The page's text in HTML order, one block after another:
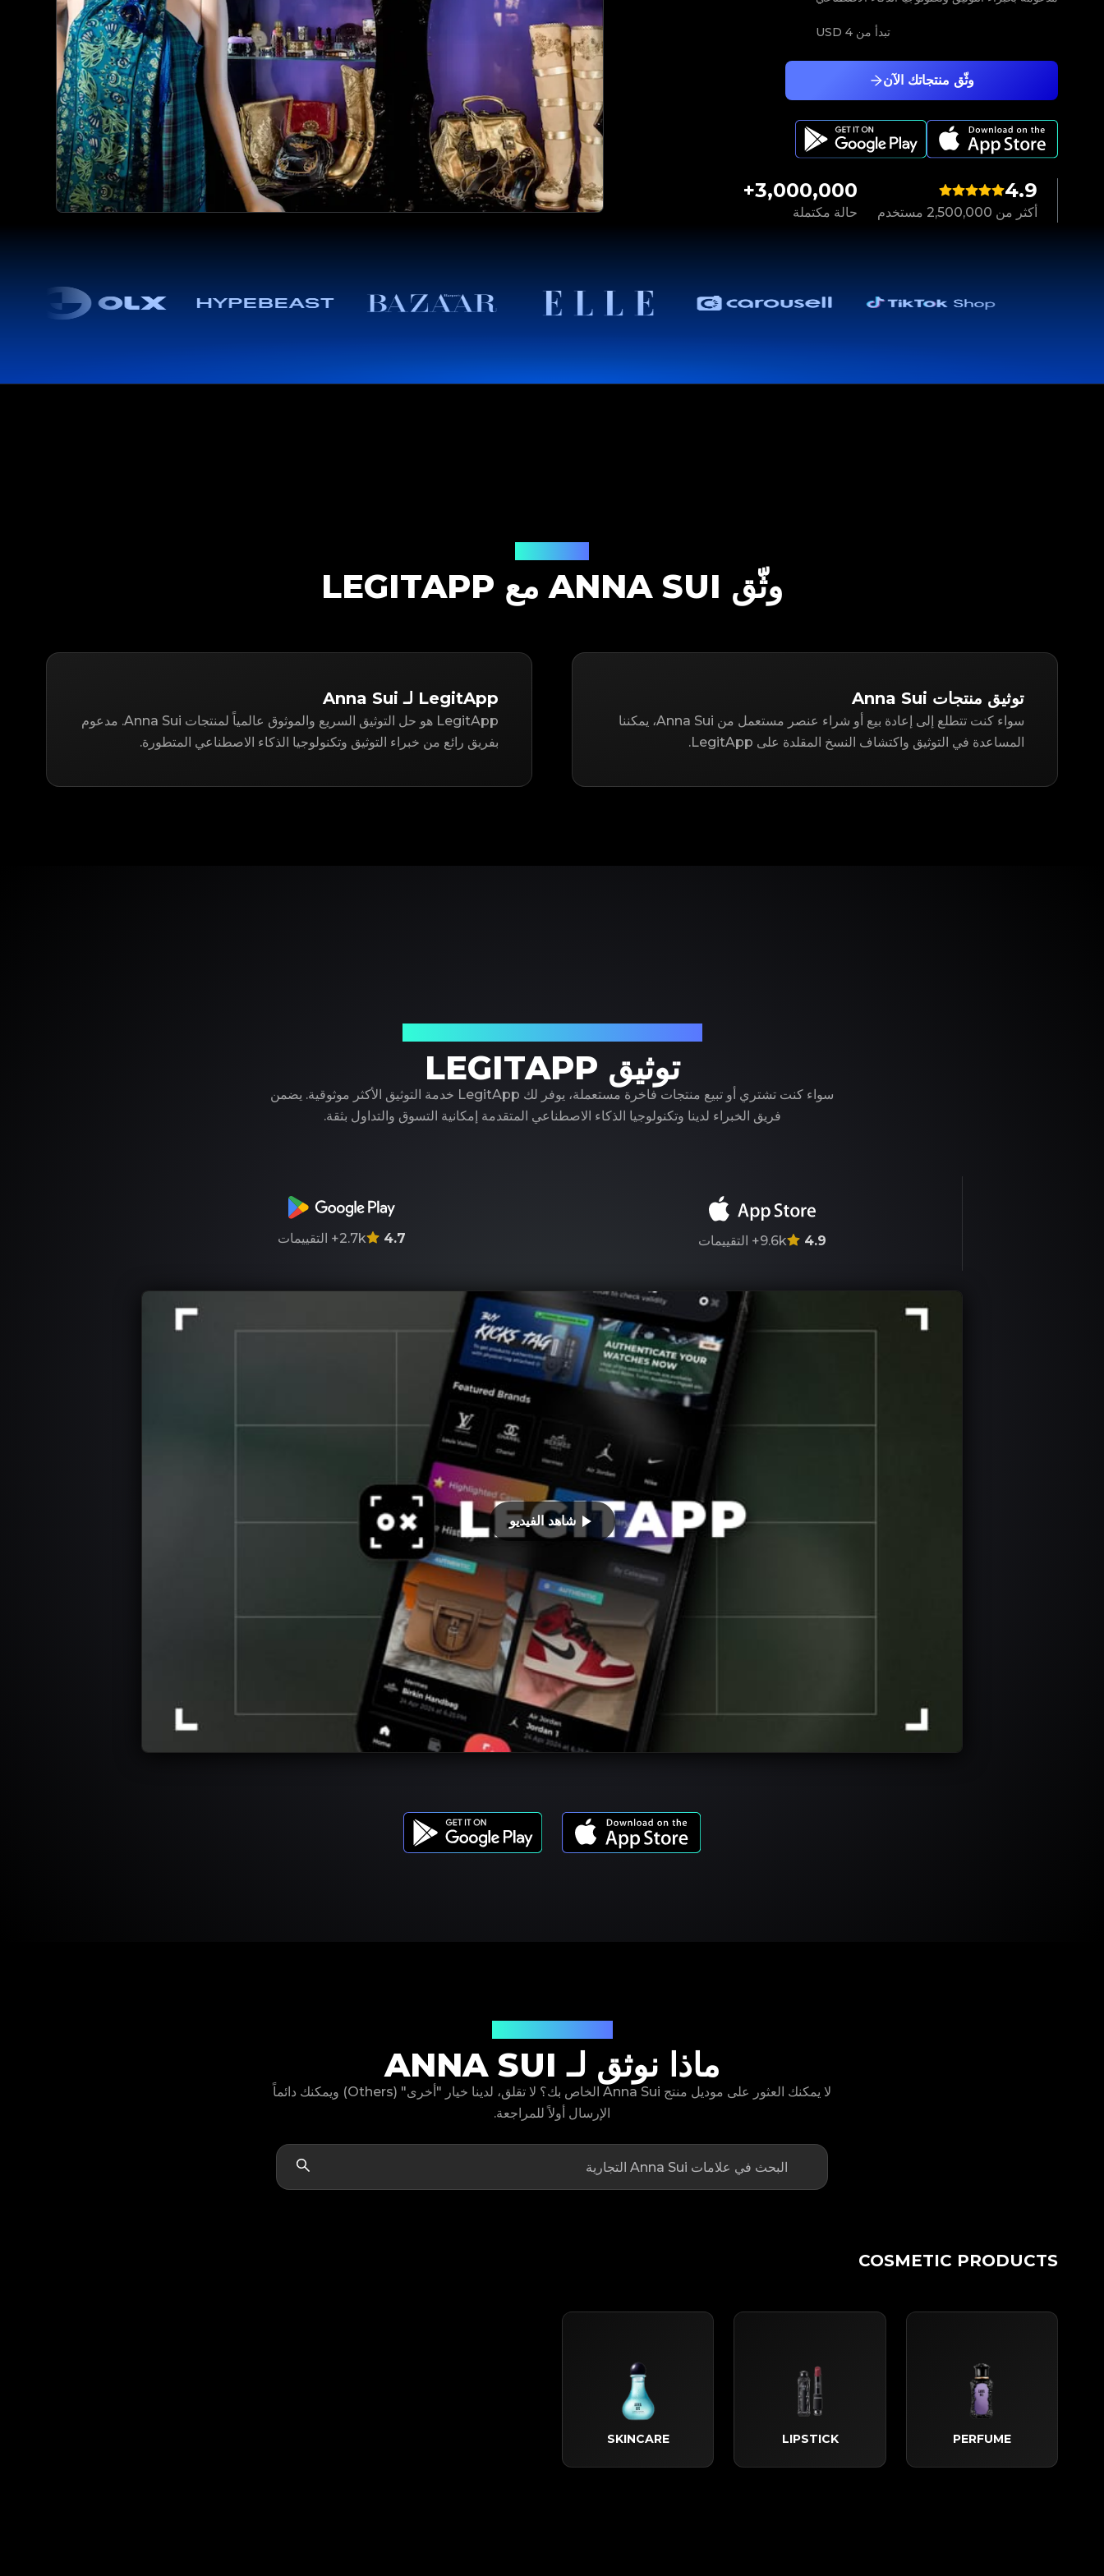
4.9
أكثر من 2,500,000 مستخدم
3,000,000+
حالة مكتملة
وثّق منتجاتك الآن
تبدأ من 4 USD
وثّق ANNA SUI مع LEGITAPP
توثيق منتجات Anna Sui
سواء كنت تتطلع إلى إعادة بيع أو شراء عنصر مستعمل من Anna Sui، يمكننا
المساعدة في التوثيق واكتشاف النسخ المقلدة على LegitApp.
LegitApp لـ Anna Sui
LegitApp هو حل التوثيق السريع والموثوق عالمياً لمنتجات Anna Sui. مدعوم
بفريق رائع من خبراء التوثيق وتكنولوجيا الذكاء الاصطناعي المتطورة.
توثيق LEGITAPP
سواء كنت تشتري أو تبيع منتجات فاخرة مستعملة، يوفر لك LegitApp خدمة التوثيق الأكثر موثوقية. يضمن
فريق الخبراء لدينا وتكنولوجيا الذكاء الاصطناعي المتقدمة إمكانية التسوق والتداول بثقة.
4.9
9.6k+ التقييمات 4.7
2.7k+ التقييمات
شاهد الفيديو
ماذا نوثق لـ ANNA SUI
لا يمكنك العثور على موديل منتج Anna Sui الخاص بك؟ لا تقلق، لدينا خيار "أخرى" (Others) ويمكنك دائماً
الإرسال أولاً للمراجعة.
COSMETIC PRODUCTS
PERFUME
LIPSTICK
SKINCARE